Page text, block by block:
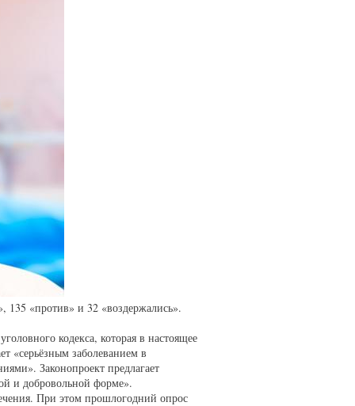
135 «против» и 32 «воздержались».
кодекса, которая в настоящее
«серьёзным заболеванием в
Законопроект предлагает
и добровольной форме».
При этом прошлогодний опрос